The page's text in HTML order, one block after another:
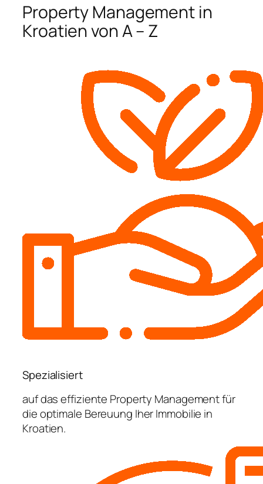
Property Management in
Kroatien von A – Z
Spezialisiert
auf das effiziente Property Management für
die optimale Bereuung Iher Immobilie in
Kroatien.